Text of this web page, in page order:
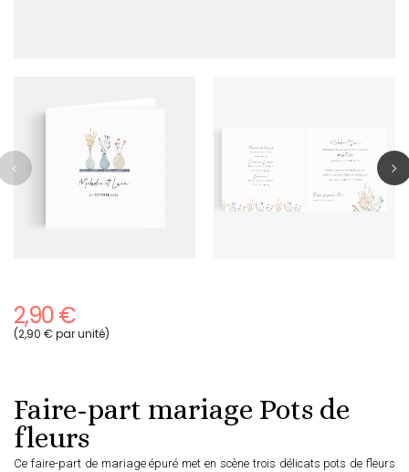
2,90 €
(2,90 € par unité)
Faire-part mariage Pots de
fleurs
Ce faire-part de mariage épuré met en scène trois délicats pots de fleurs